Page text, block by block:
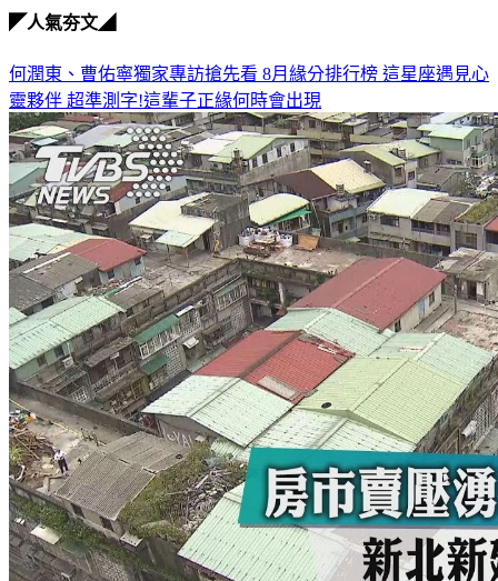
◤人氣夯文◢
何潤東、曹佑寧獨家專訪搶先看 8月緣分排行榜 這星座遇見心
靈夥伴 超準測字!這輩子正緣何時會出現